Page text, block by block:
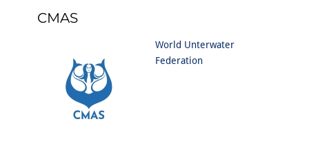
CMAS
World Unterwater
Federation